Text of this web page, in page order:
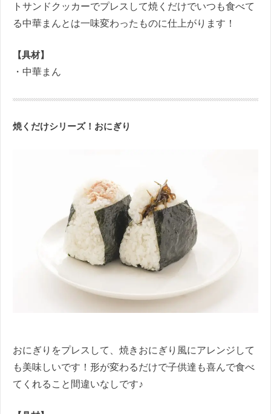
トサンドクッカーでプレスして焼くだけでいつも食べて
る中華まんとは一味変わったものに仕上がります！
【具材】
・中華まん
焼くだけシリーズ！おにぎり
おにぎりをプレスして、焼きおにぎり風にアレンジして
も美味しいです！形が変わるだけで子供達も喜んで食べ
てくれること間違いなしです♪